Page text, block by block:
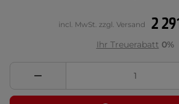
2
incl. MwSt. zzgl. Versand
Ihr Treuerabatt 0%